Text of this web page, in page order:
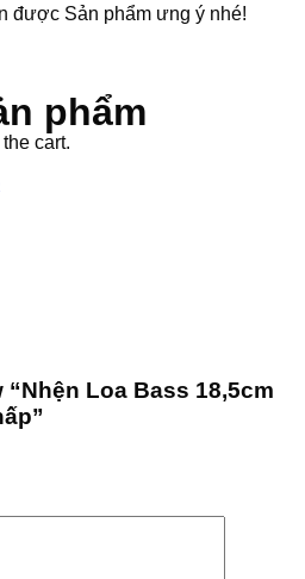
cart.
được Sản phẩm ưng ý nhé!
phẩm
Loa Bass 18,5cm